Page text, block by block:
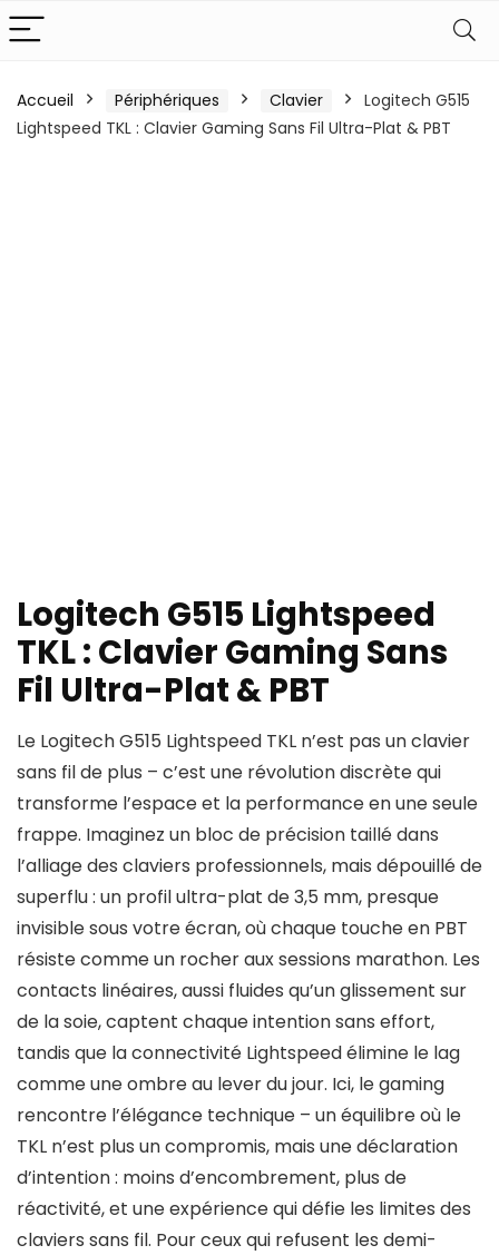
Accueil Périphériques Clavier
Logitech G515
Lightspeed TKL : Clavier Gaming Sans Fil Ultra-Plat & PBT
Logitech G515 Lightspeed
TKL : Clavier Gaming Sans
Fil Ultra-Plat & PBT
Le Logitech G515 Lightspeed TKL n’est pas un clavier
sans fil de plus – c’est une révolution discrète qui
transforme l’espace et la performance en une seule
frappe. Imaginez un bloc de précision taillé dans
l’alliage des claviers professionnels, mais dépouillé de
superflu : un profil ultra-plat de 3,5 mm, presque
invisible sous votre écran, où chaque touche en PBT
résiste comme un rocher aux sessions marathon. Les
contacts linéaires, aussi fluides qu’un glissement sur
de la soie, captent chaque intention sans effort,
tandis que la connectivité Lightspeed élimine le lag
comme une ombre au lever du jour. Ici, le gaming
rencontre l’élégance technique – un équilibre où le
TKL n’est plus un compromis, mais une déclaration
d’intention : moins d’encombrement, plus de
réactivité, et une expérience qui défie les limites des
claviers sans fil. Pour ceux qui refusent les demi-